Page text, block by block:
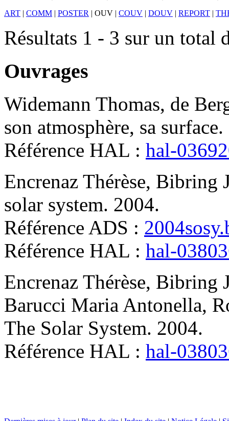
ART | COMM | POSTER | OUV | COUV | DOUV | REPORT |
Résultats 1 - 3 sur un total
Ouvrages
Widemann Thomas, de
son atmosphère, sa surface.
Référence HAL : hal-
Encrenaz Thérèse, Bibring
solar system. 2004.
Référence ADS :
Référence HAL : hal-
Encrenaz Thérèse, Bibring
Barucci Maria Antonella,
The Solar System. 2004.
Référence HAL : hal-